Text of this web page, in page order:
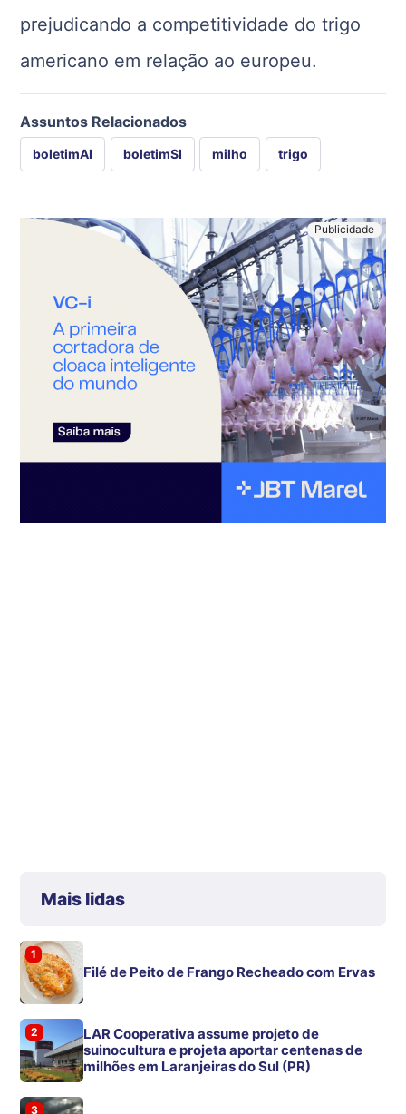
prejudicando a competitividade do trigo
americano em relação ao europeu.
Assuntos Relacionados
boletimAI boletimSI milho trigo
Mais lidas
1
Filé de Peito de Frango Recheado com Ervas
2
LAR Cooperativa assume projeto de
suinocultura e projeta aportar centenas de
milhões em Laranjeiras do Sul (PR)
3